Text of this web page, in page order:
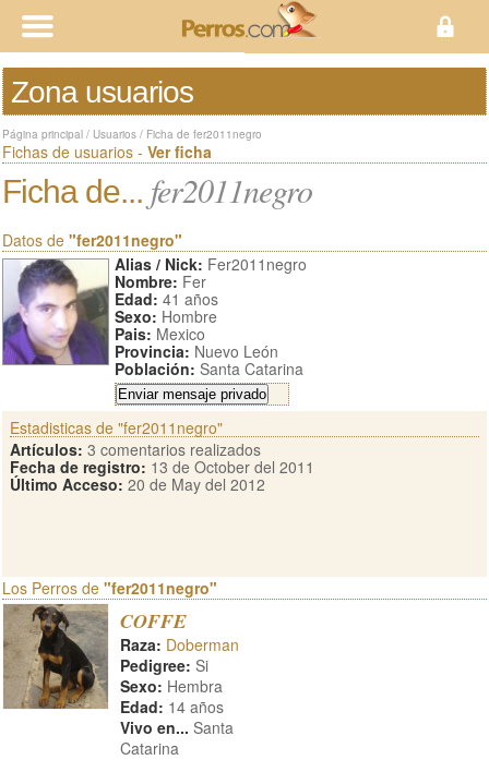
Zona usuarios
Página principal / Usuarios / Ficha de fer2011negro
Fichas de usuarios - Ver ficha
Ficha de... fer2011negro
Datos de "fer2011negro"
Alias / Nick: Fer2011negro
Nombre: Fer
Edad: 41 años
Sexo: Hombre
Pais: Mexico
Provincia: Nuevo León
Población: Santa Catarina
Estadisticas de "fer2011negro"
Artículos: 3 comentarios realizados
Fecha de registro: 13 de October del 2011
Último Acceso: 20 de May del 2012
Los Perros de "fer2011negro"
COFFE
Raza: Doberman
Pedigree: Si
Sexo: Hembra
Edad: 14 años
Vivo en... Santa
Catarina